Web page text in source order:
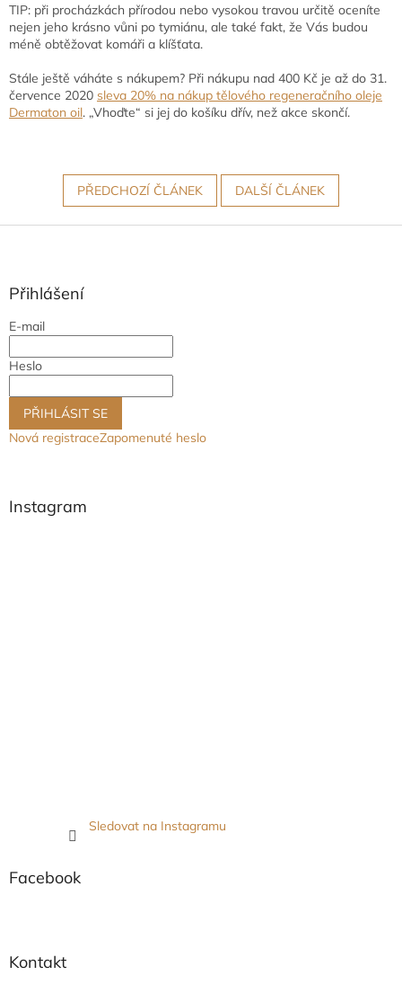
TIP: při procházkách přírodou nebo vysokou travou určitě oceníte
nejen jeho krásno vůni po tymiánu, ale také fakt, že Vás budou
méně obtěžovat komáři a klíšťata.
Stále ještě váháte s nákupem? Při nákupu nad 400 Kč je až do 31.
července 2020 sleva 20% na nákup tělového regeneračního oleje
Dermaton oil. „Vhoďte“ si jej do košíku dřív, než akce skončí.
PŘEDCHOZÍ ČLÁNEK DALŠÍ ČLÁNEK
Z
Přihlášení
E-mail
Heslo
PŘIHLÁSIT SE
Nová registraceZapomenuté heslo
Instagram
Sledovat na Instagramu
Facebook
Kontakt